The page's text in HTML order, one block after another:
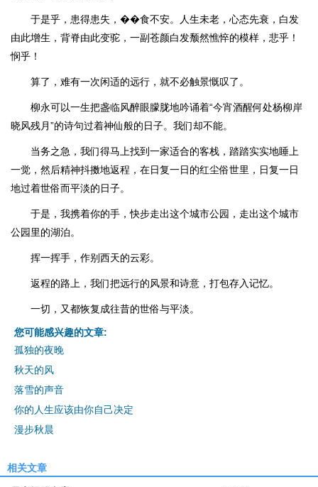
于是乎，患得患失，��食不安。人生未老，心态先衰，白发
由此增生，背脊由此变驼，一副苍颜白发颓然憔悴的模样，悲乎！
悯乎！
算了，难有一次闲适的远行，就不必触景慨叹了。
柳永可以一生把盏临风醉眼朦胧地吟诵着“今宵酒醒何处杨柳岸
晓风残月”的诗句过着神仙般的日子。我们却不能。
当务之急，我们得马上找到一家适合的客栈，踏踏实实地睡上
一觉，然后精神抖擞地返程，在日复一日的红尘俗世里，日复一日
地过着世俗而平淡的日子。
于是，我携着你的手，快步走出这个城市公园，走出这个城市
公园里的湖泊。
挥一挥手，作别西天的云彩。
返程的路上，我们把远行的风景和诗意，打包存入记忆。
一切，又都恢复成往昔的世俗与平淡。
您可能感兴趣的文章:
孤独的夜晚
秋天的风
落雪的声音
你的人生应该由你自己决定
漫步秋晨
相关文章